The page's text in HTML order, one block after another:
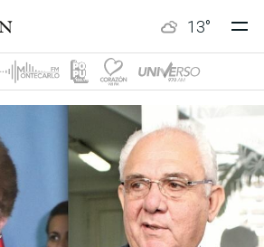
13°